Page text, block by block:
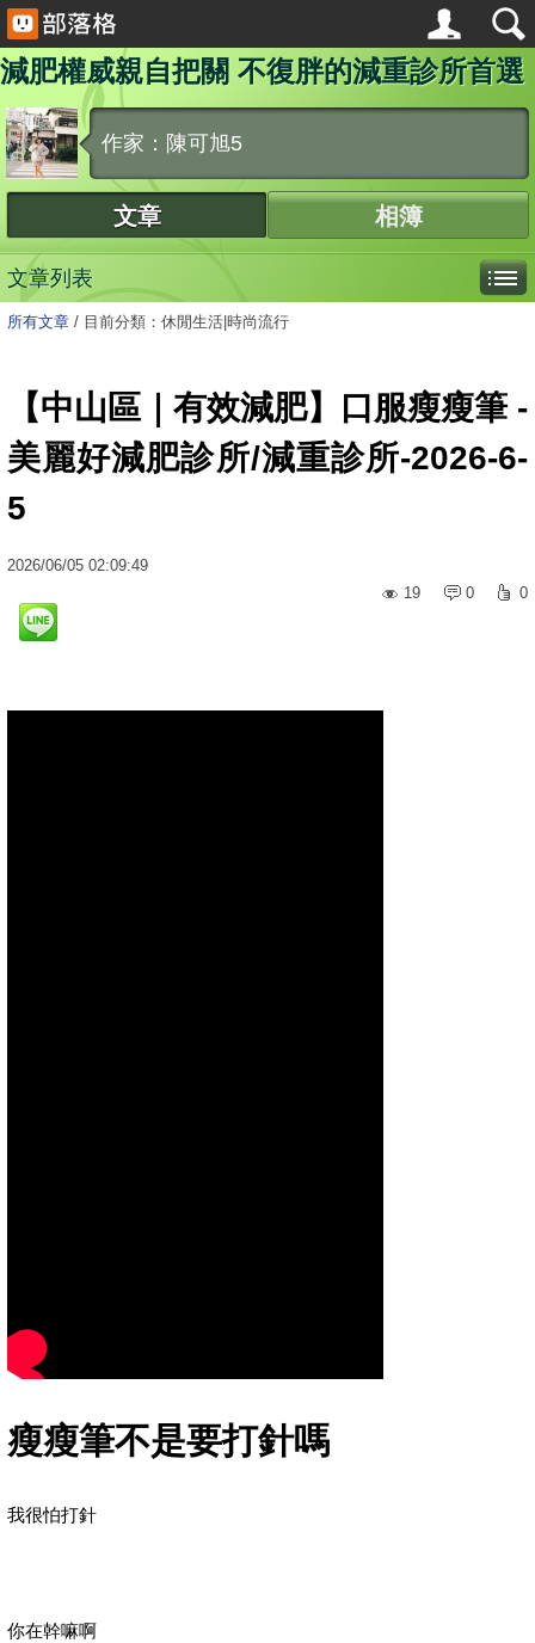
減肥權威親自把關 不復胖的減重診所首選
作家：陳可旭5
文章 相簿
文章列表
所有文章 / 目前分類：休閒生活|時尚流行
【中山區｜有效減肥】口服瘦瘦筆 -
美麗好減肥診所/減重診所-2026-6-
5
2026/06/05 02:09:49
19
0 0
瘦瘦筆不是要打針嗎
我很怕打針
你在幹嘛啊